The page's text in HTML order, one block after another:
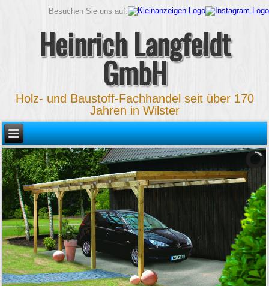
Besuchen Sie uns auf:
Heinrich Langfeldt
GmbH
Holz- und Baustoff-Fachhandel seit über 170
Jahren in Wilster